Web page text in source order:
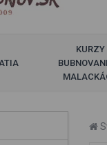
KURZY